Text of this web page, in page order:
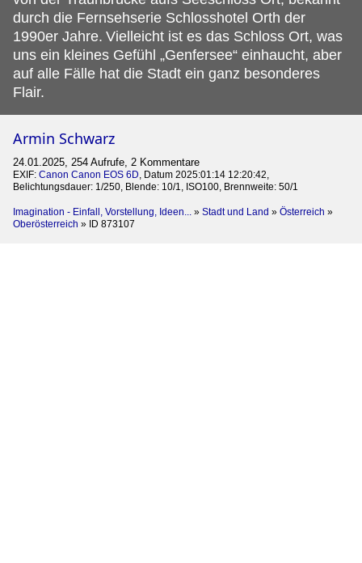
durch die Fernsehserie Schlosshotel Orth der
1990er Jahre. Vielleicht ist es das Schloss Ort, was
uns ein kleines Gefühl „Genfersee“ einhaucht, aber
auf alle Fälle hat die Stadt ein ganz besonderes
Flair.
Armin Schwarz
24.01.2025, 254 Aufrufe, 2 Kommentare
EXIF: Canon Canon EOS 6D, Datum 2025:01:14 12:20:42,
Belichtungsdauer: 1/250, Blende: 10/1, ISO100, Brennweite: 50/1
Imagination - Einfall, Vorstellung, Ideen... » Stadt und Land » Österreich »
Oberösterreich » ID 873107